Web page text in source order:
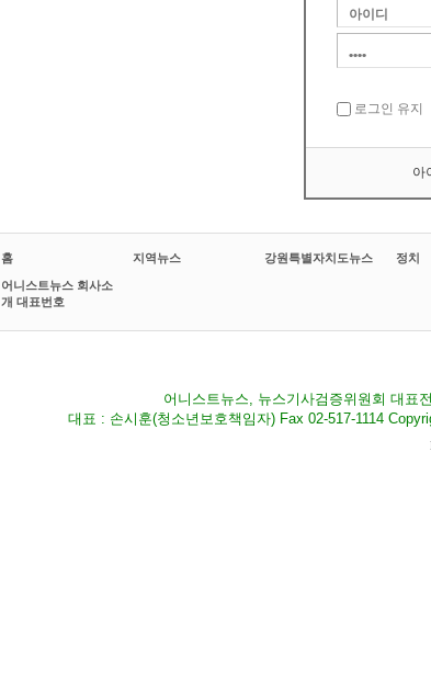
로그인 유지
아
홈 지역뉴스 강원특별자치도뉴스 정치
어니스트뉴스 회사소
개 대표번호
어니스트뉴스, 뉴스기사검증위원회 대표
대표 : 손시훈(청소년보호책임자) Fax 02-517-1114